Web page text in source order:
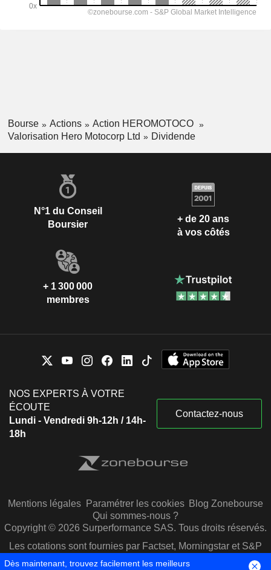
Bourse Actions
Action HEROMOTOCO
Valorisation Hero Motocorp Ltd
Dividende
N°1 du Conseil
Boursier
+ de 20 ans
à vos côtés
+ 1 300 000
membres
NOS EXPERTS À VOTRE
ÉCOUTE
Lundi - Vendredi 9h-12h / 14h-
18h
Contactez-nous
Mentions légales Paramétrer les cookies Blog Zonebourse
Qui sommes-nous ?
Copyright © 2026 Surperformance SAS. Tous droits réservés.
Les cotations sont fournies par Factset, Morningstar et S&P
Capital IQ
Dès maintenant, trouvez facilement les meilleurs